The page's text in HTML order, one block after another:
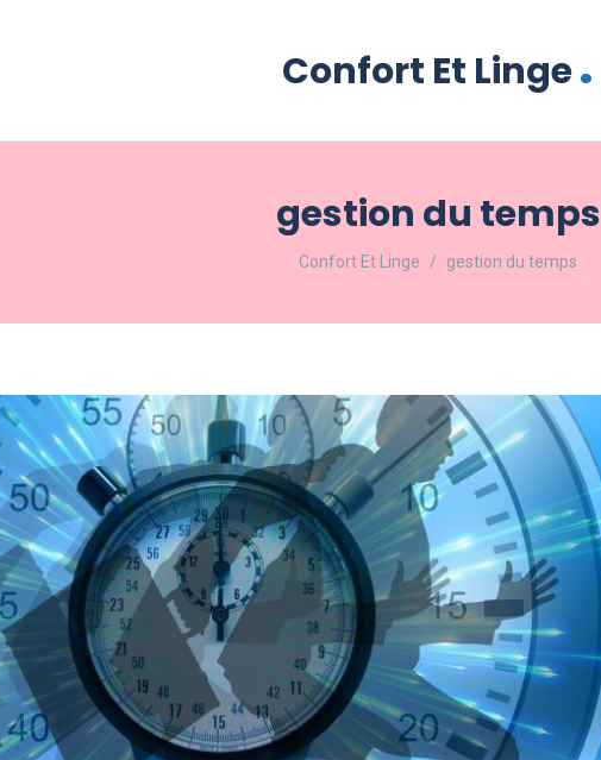
Confort Et Linge.
gestion du temps
Confort Et Linge gestion du temps